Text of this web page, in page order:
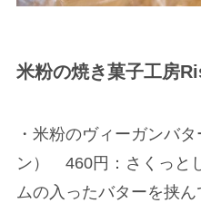
米粉の焼き菓子工房
・米粉のヴィーガンバ
ン） 460円：さくっと
ムの入ったバターを挟ん